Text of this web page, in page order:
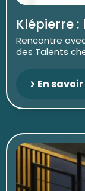
Klépierre
Rencontre
des Talents
En